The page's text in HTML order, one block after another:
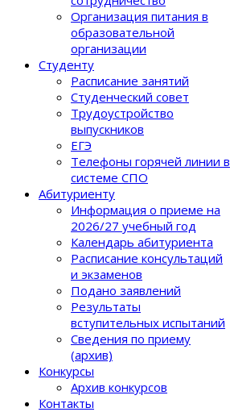
Организация питания в
образовательной
организации
Студенту
Расписание занятий
Студенческий совет
Трудоустройство
выпускников
ЕГЭ
Телефоны горячей линии в
системе СПО
Абитуриенту
Информация о приеме на
2026/27 учебный год
Календарь абитуриента
Расписание консультаций
и экзаменов
Подано заявлений
Результаты
вступительных испытаний
Сведения по приему
(архив)
Конкурсы
Архив конкурсов
Контакты